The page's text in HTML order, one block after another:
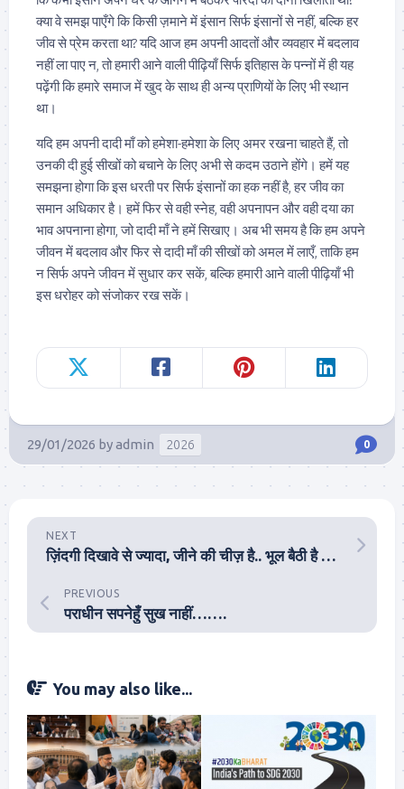
क्या वे समझ पाएँगे कि किसी ज़माने में इंसान सिर्फ इंसानों से नहीं, बल्कि हर
जीव से प्रेम करता था? यदि आज हम अपनी आदतों और व्यवहार में बदलाव
नहीं ला पाए न, तो हमारी आने वाली पीढ़ियाँ सिर्फ इतिहास के पन्नों में ही यह
पढ़ेंगी कि हमारे समाज में खुद के साथ ही अन्य प्राणियों के लिए भी स्थान
था।
यदि हम अपनी दादी माँ को हमेशा-हमेशा के लिए अमर रखना चाहते हैं, तो
उनकी दी हुई सीखों को बचाने के लिए अभी से कदम उठाने होंगे। हमें यह
समझना होगा कि इस धरती पर सिर्फ इंसानों का हक नहीं है, हर जीव का
समान अधिकार है। हमें फिर से वही स्नेह, वही अपनापन और वही दया का
भाव अपनाना होगा, जो दादी माँ ने हमें सिखाए। अब भी समय है कि हम अपने
जीवन में बदलाव और फिर से दादी माँ की सीखों को अमल में लाएँ, ताकि हम
न सिर्फ अपने जीवन में सुधार कर सकें, बल्कि हमारी आने वाली पीढ़ियाँ भी
इस धरोहर को संजोकर रख सकें।
29/01/2026 byadmin 2026 0
NEXT
ज़िंदगी दिखावे से ज्यादा, जीने की चीज़ है.. भूल बैठी है नई पीढ़ी
PREVIOUS
पराधीन सपनेहुँ सुख नाहीं…….
You may also like...